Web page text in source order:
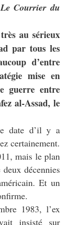
Courrier du
au sérieux
par tous les
d’entre
mise en
guerre entre
al-Assad, le
date d’il y a
certainement.
mais le plan
décennies
Et un
1983, l’ex
insisté sur